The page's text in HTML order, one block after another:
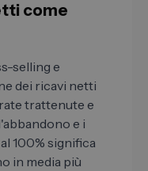
come
selling e
dei ricavi netti
trattenute e
e i
100% significa
in media più